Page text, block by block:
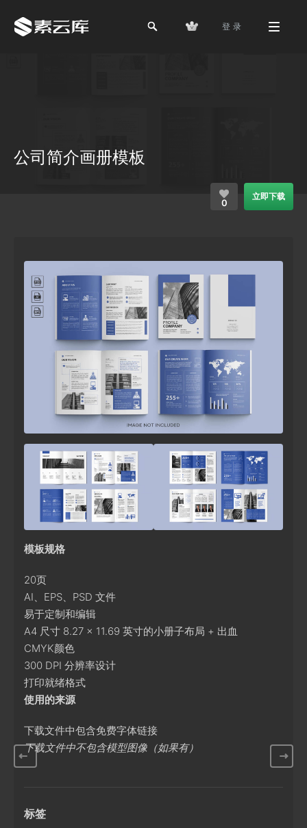
登 录
公司简介画册模板
0
立即下载
模板规格
20页
AI、EPS、PSD 文件
易于定制和编辑
A4 尺寸 8.27 × 11.69 英寸的小册子布局 + 出血
CMYK颜色
300 DPI 分辨率设计
打印就绪格式
使用的来源
下载文件中包含免费字体链接
下载文件中不包含模型图像（如果有）
标签